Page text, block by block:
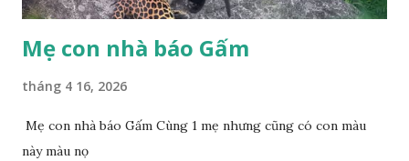
Mẹ con nhà báo Gấm
tháng 4 16, 2026
Mẹ con nhà báo Gấm Cùng 1 mẹ nhưng cũng có con màu
này màu nọ